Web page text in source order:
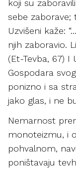
koji su
sebe zaborave;
Uzvišeni kaže:
njih zaboravio.
(Et-Tevba, 67) I
Gospodara
ponizno i sa
jako glas, i ne
Nemarnost
monoteizmu, i
pohvalnom,
poništavaju